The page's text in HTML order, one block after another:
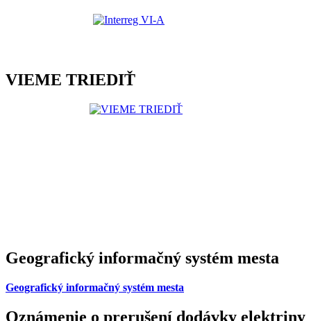
VIEME TRIEDIŤ
Geografický informačný systém mesta
Geografický informačný systém mesta
Oznámenie o prerušení dodávky elektriny